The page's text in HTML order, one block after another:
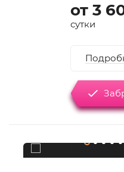
от 3
сутки